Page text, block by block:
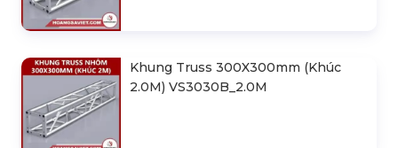
Khung Truss 300X300mm (Khúc
2.0M) VS3030B_2.0M